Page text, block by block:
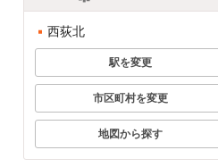
西荻北
駅を変更
市区町村を変更
地図から探す